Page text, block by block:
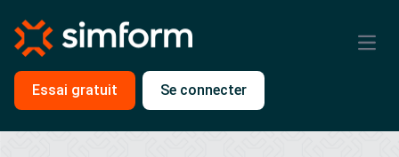
Essai gratuit Se connecter